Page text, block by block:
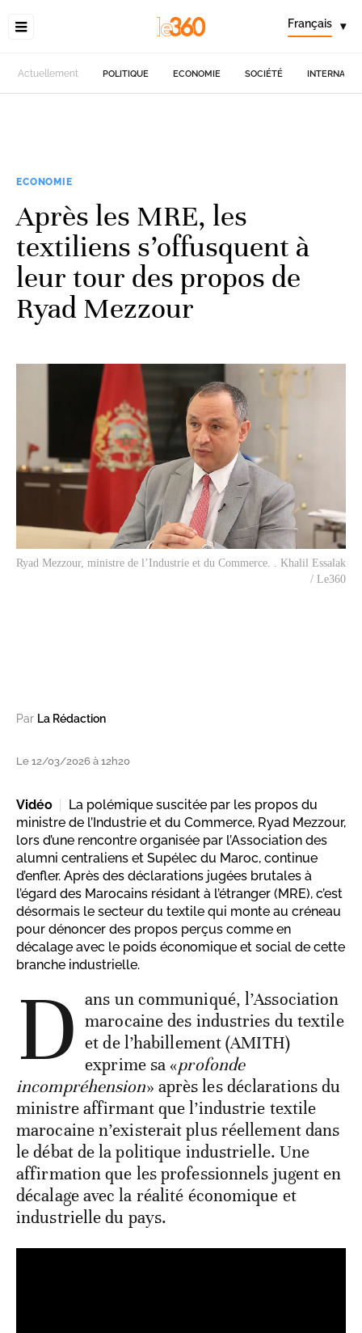
Français ▾
Actuellement POLITIQUE ECONOMIE SOCIÉTÉ
ECONOMIE
Après les MRE, les
textiliens s’offusquent à
leur tour des propos de
Ryad Mezzour
Ryad Mezzour, ministre de l’Industrie et du Commerce. . Khalil Essalak
/ Le360
Par La Rédaction
Le 12/03/2026 à 12h20
Vidéo
La polémique suscitée par les propos du
ministre de l’Industrie et du Commerce, Ryad Mezzour,
lors d’une rencontre organisée par l’Association des
alumni centraliens et Supélec du Maroc, continue
d’enfler. Après des déclarations jugées brutales à
l’égard des Marocains résidant à l’étranger (MRE), c’est
désormais le secteur du textile qui monte au créneau
pour dénoncer des propos perçus comme en
décalage avec le poids économique et social de cette
branche industrielle.
D ans un communiqué, l’Association
marocaine des industries du textile
et de l’habillement (AMITH)
exprime sa «profonde
incompréhension» après les déclarations du
ministre affirmant que l’industrie textile
marocaine n’existerait plus réellement dans
le débat de la politique industrielle. Une
affirmation que les professionnels jugent en
décalage avec la réalité économique et
industrielle du pays.